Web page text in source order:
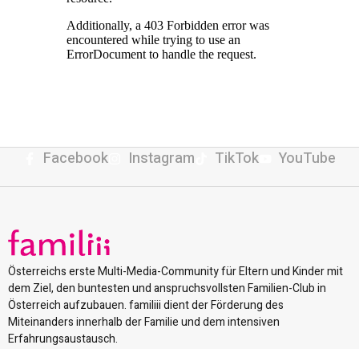
Facebook Instagram TikTok YouTube
Österreichs erste Multi-Media-Community für Eltern und Kinder mit
dem Ziel, den buntesten und anspruchsvollsten Familien-Club in
Österreich aufzubauen. familiii dient der Förderung des
Miteinanders innerhalb der Familie und dem intensiven
Erfahrungsaustausch.